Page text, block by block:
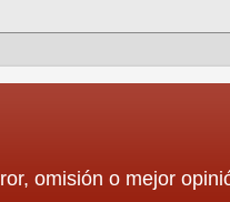
omisión o mejor